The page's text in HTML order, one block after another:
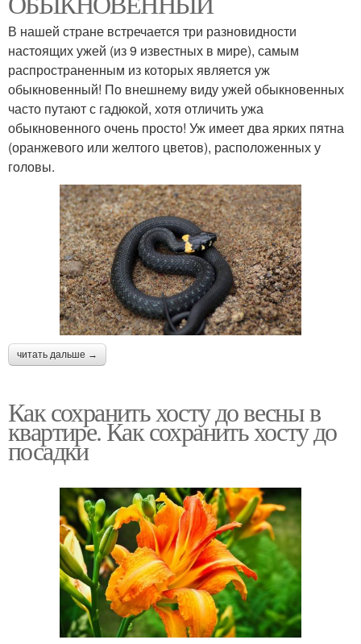
В нашей стране встречается три разновидности
настоящих ужей (из 9 известных в мире), самым
распространенным из которых является уж
обыкновенный! По внешнему виду ужей обыкновенных
часто путают с гадюкой, хотя отличить ужа
обыкновенного очень просто! Уж имеет два ярких пятна
(оранжевого или желтого цветов), расположенных у
головы.
читать дальше →
Как сохранить хосту до весны в
квартире. Как сохранить хосту до
посадки